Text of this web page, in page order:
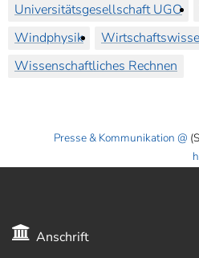
Universitätsgesellschaft UGO
Windphysik
Wissenschaftliches Rechnen
Presse & Kommunikation
Anschrift